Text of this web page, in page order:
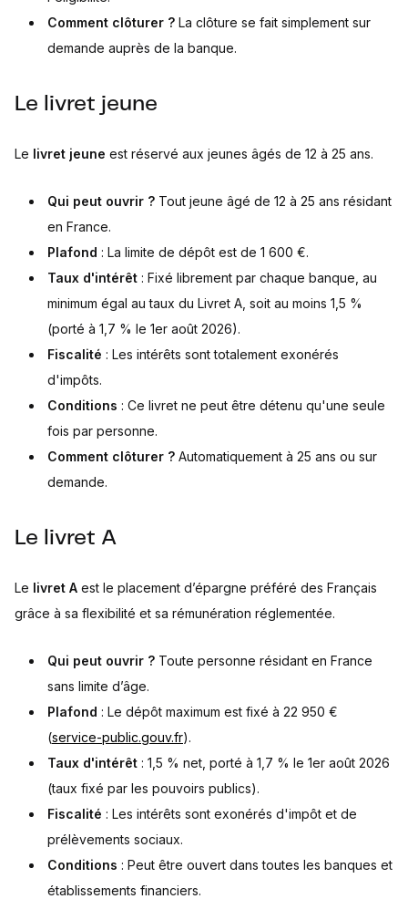
Comment clôturer ? La clôture se fait simplement sur
demande auprès de la banque.
Le livret jeune
Le livret jeune est réservé aux jeunes âgés de 12 à 25 ans.
Qui peut ouvrir ? Tout jeune âgé de 12 à 25 ans résidant
en France.
Plafond : La limite de dépôt est de 1 600 €.
Taux d'intérêt : Fixé librement par chaque banque, au
minimum égal au taux du Livret A, soit au moins 1,5 %
(porté à 1,7 % le 1er août 2026).
Fiscalité : Les intérêts sont totalement exonérés
d'impôts.
Conditions : Ce livret ne peut être détenu qu'une seule
fois par personne.
Comment clôturer ? Automatiquement à 25 ans ou sur
demande.
Le livret A
Le livret A est le placement d’épargne préféré des Français
grâce à sa flexibilité et sa rémunération réglementée.
Qui peut ouvrir ? Toute personne résidant en France
sans limite d’âge.
Plafond : Le dépôt maximum est fixé à 22 950 €
(service-public.gouv.fr).
Taux d'intérêt : 1,5 % net, porté à 1,7 % le 1er août 2026
(taux fixé par les pouvoirs publics).
Fiscalité : Les intérêts sont exonérés d'impôt et de
prélèvements sociaux.
Conditions : Peut être ouvert dans toutes les banques et
établissements financiers.